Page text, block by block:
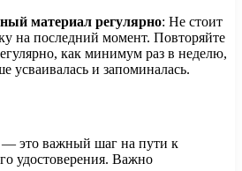
материал регулярно: Не стоит
на последний момент. Повторяйте
как минимум раз в неделю,
усваивалась и запоминалась.
это важный шаг на пути к
удостоверения. Важно